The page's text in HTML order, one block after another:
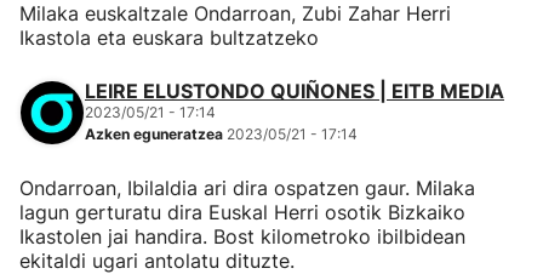
Milaka euskaltzale Ondarroan, Zubi Zahar Herri
Ikastola eta euskara bultzatzeko
LEIRE ELUSTONDO QUIÑONES | EITB MEDIA
2023/05/21 - 17:14
Azken eguneratzea 2023/05/21 - 17:14
Ondarroan, Ibilaldia ari dira ospatzen gaur. Milaka
lagun gerturatu dira Euskal Herri osotik Bizkaiko
Ikastolen jai handira. Bost kilometroko ibilbidean
ekitaldi ugari antolatu dituzte.